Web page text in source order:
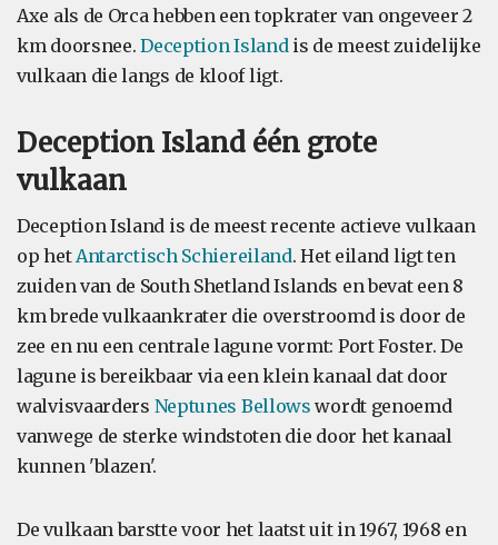
Axe als de Orca hebben een topkrater van ongeveer 2
km doorsnee.Deception Islandis de meest zuidelijke
vulkaan die langs de kloof ligt.
Deception Island één grote
vulkaan
Deception Island is de meest recente actieve vulkaan
op hetAntarctisch Schiereiland. Het eiland ligt ten
zuiden van de South Shetland Islands en bevat een 8
km brede vulkaankrater die overstroomd is door de
zee en nu een centrale lagune vormt: Port Foster. De
lagune is bereikbaar via een klein kanaal dat door
walvisvaarders Neptunes Bellows wordt genoemd
vanwege de sterke windstoten die door het kanaal
kunnen 'blazen'.
De vulkaan barstte voor het laatst uit in 1967, 1968 en